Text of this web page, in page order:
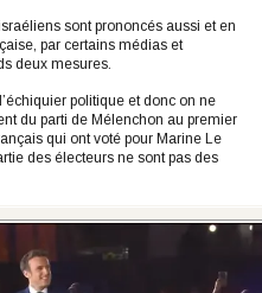
sont prononcés aussi et en
par certains médias et
deux mesures.
politique et donc on ne
du parti de Mélenchon au premier
qui ont voté pour Marine Le
des électeurs ne sont pas des